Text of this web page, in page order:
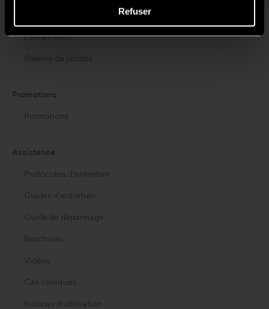
Refuser
Évènements
Galerie de photos
Promotions
Promotions
Assistance
Protocoles d'entretien
Guides d'entretien
Guide de dépannage
Brochures
Vidéos
Cas cliniques
Notices d'utilisation